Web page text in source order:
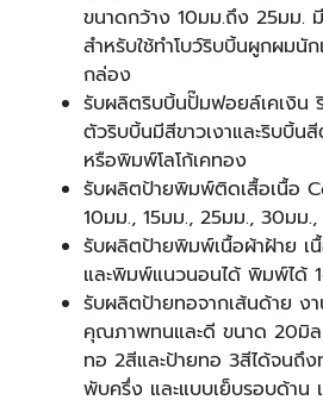
ขนาดกว้าง 10มม.ถึง 25มม.
สำหรับใช้ทำโบว์ริบบิ้นผูกผมนั
กล่อง
รับผลิตริบบิ้นปั๊มฟอยล์เคเงิน
ตัวริบบิ้นมีสีขาวเงาและริบบิ้
หรือพิมพ์โลโก้เคทอง
รับผลิตป้ายพิมพ์ติดเสื้อเนื้อ
10มม., 15มม., 25มม., 30มม
รับผลิตป้ายพิมพ์เนื้อผ้าฝ้าย
และพิมพ์แนวนอนได้ พิมพ์ได้
รับผลิตป้ายทอจากเส้นด้าย ง
คุณภาพทนและดี ขนาด 20มิ
ทอ 2สีและป้ายทอ 3สีได้จนถึ
พับครึ่ง และแบบเย็บรอบด้าน